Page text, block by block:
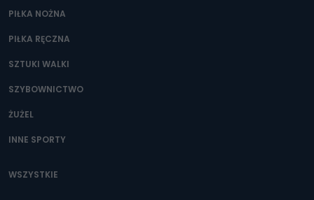
PIŁKA NOŻNA
PIŁKA RĘCZNA
SZTUKI WALKI
SZYBOWNICTWO
ŻUŻEL
INNE SPORTY
WSZYSTKIE